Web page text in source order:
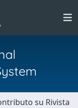
su Rivista